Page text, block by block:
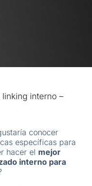
interno –
conocer
específicas para
hacer el mejor
interno para